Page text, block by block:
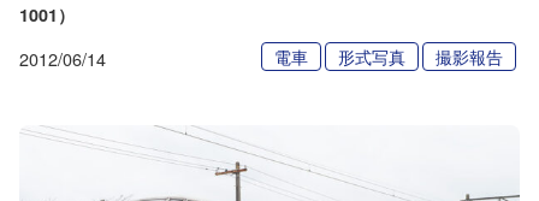
1001）
2012/06/14 電車 形式写真 撮影報告